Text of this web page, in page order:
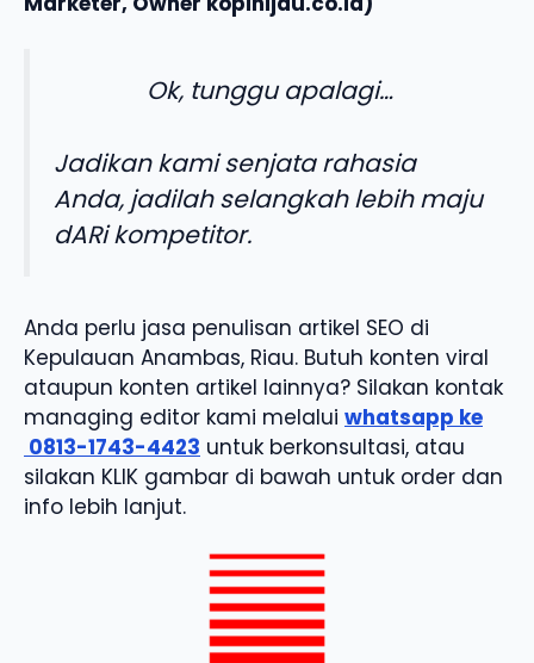
Ok, tunggu apalagi…
Jadikan kami senjata rahasia
Anda, jadilah selangkah lebih maju
dARi kompetitor.
Anda perlu jasa penulisan artikel SEO di
Kepulauan Anambas, Riau. Butuh konten viral
ataupun konten artikel lainnya? Silakan kontak
managing editor kami melalui whatsapp ke
0813-1743-4423 untuk berkonsultasi, atau
silakan KLIK gambar di bawah untuk order dan
info lebih lanjut.